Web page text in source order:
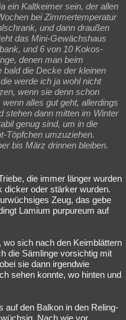
ein Kaltkeimer sein, der allen
bei Zimmertemperatur
und dann draußen
das Mini-Gewächshaus
und 6 von 10 Kokos-
denen man beim
bald die Decke der kleinen
werde ich ja wohl nicht
wenn sie denn schon
alles gut geht, allerdings
stehen dann mitten im Winter
genug sind, um in die
Töpfchen umzuziehen.
bis März drinnen bleiben.
die immer länger wurden
dicker oder stärker wurden.
Zeug, das gebe
Lamium purpureum auf
sich nach den Keimblättern
die Sämlinge vorsichtig mit
sie dann irgendwie
sehen konnte, wo hinten und
auf den Balkon in den Reling-
Nach wie vor